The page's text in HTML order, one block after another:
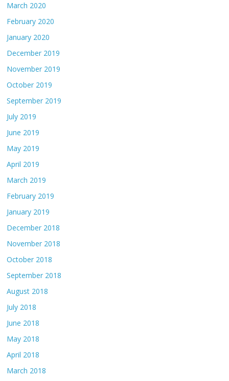
March 2020
February 2020
January 2020
December 2019
November 2019
October 2019
September 2019
July 2019
June 2019
May 2019
April 2019
March 2019
February 2019
January 2019
December 2018
November 2018
October 2018
September 2018
August 2018
July 2018
June 2018
May 2018
April 2018
March 2018